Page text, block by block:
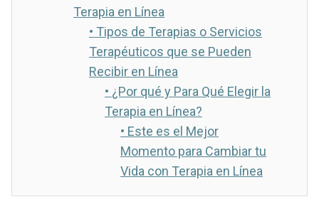
Terapia en Línea
• Tipos de Terapias o Servicios
Terapéuticos que se Pueden
Recibir en Línea
• ¿Por qué y Para Qué Elegir la
Terapia en Línea?
• Este es el Mejor
Momento para Cambiar tu
Vida con Terapia en Línea